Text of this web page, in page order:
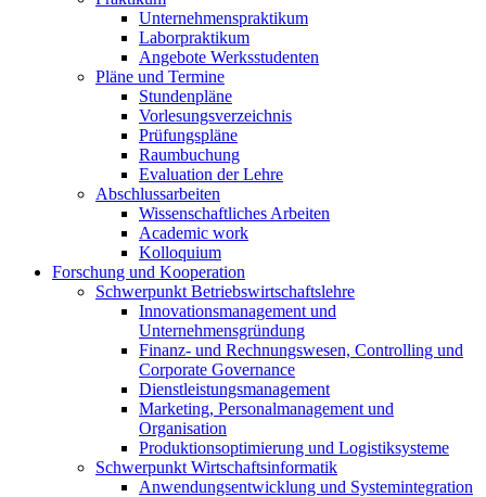
Unternehmenspraktikum
Laborpraktikum
Angebote Werksstudenten
Pläne und Termine
Stundenpläne
Vorlesungsverzeichnis
Prüfungspläne
Raumbuchung
Evaluation der Lehre
Abschlussarbeiten
Wissenschaftliches Arbeiten
Academic work
Kolloquium
Forschung und Kooperation
Schwerpunkt Betriebswirtschaftslehre
Innovationsmanagement und
Unternehmensgründung
Finanz- und Rechnungswesen, Controlling und
Corporate Governance
Dienstleistungsmanagement
Marketing, Personalmanagement und
Organisation
Produktionsoptimierung und Logistiksysteme
Schwerpunkt Wirtschaftsinformatik
Anwendungsentwicklung und Systemintegration